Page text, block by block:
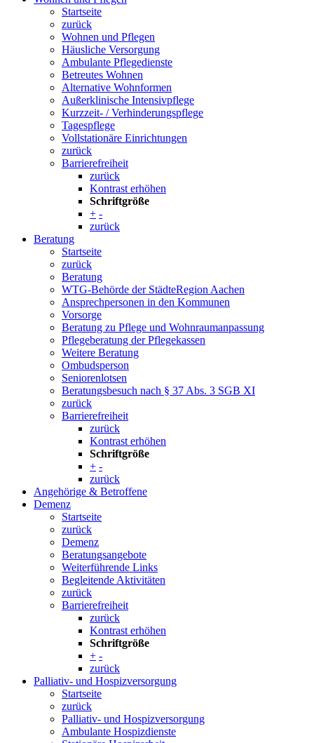
Startseite
zurück
Wohnen und Pflegen
Häusliche Versorgung
Ambulante Pflegedienste
Betreutes Wohnen
Alternative Wohnformen
Außerklinische Intensivpflege
Kurzzeit- / Verhinderungspflege
Tagespflege
Vollstationäre Einrichtungen
zurück
Barrierefreiheit
zurück
Kontrast erhöhen
Schriftgröße
+ -
zurück
Beratung
Startseite
zurück
Beratung
WTG-Behörde der StädteRegion Aachen
Ansprechpersonen in den Kommunen
Vorsorge
Beratung zu Pflege und Wohnraumanpassung
Pflegeberatung der Pflegekassen
Weitere Beratung
Ombudsperson
Seniorenlotsen
Beratungsbesuch nach § 37 Abs. 3 SGB XI
zurück
Barrierefreiheit
zurück
Kontrast erhöhen
Schriftgröße
+ -
zurück
Angehörige & Betroffene
Demenz
Startseite
zurück
Demenz
Beratungsangebote
Weiterführende Links
Begleitende Aktivitäten
zurück
Barrierefreiheit
zurück
Kontrast erhöhen
Schriftgröße
+ -
zurück
Palliativ- und Hospizversorgung
Startseite
zurück
Palliativ- und Hospizversorgung
Ambulante Hospizdienste